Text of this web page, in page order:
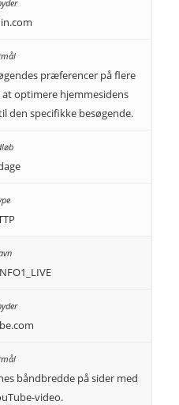
præferencer på flere
optimere hjemmesidens
den specifikke besøgende.
båndbredde på sider med
video.